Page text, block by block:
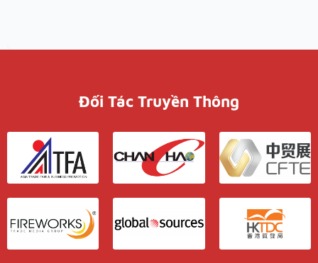
Đối Tác Truyền Thông